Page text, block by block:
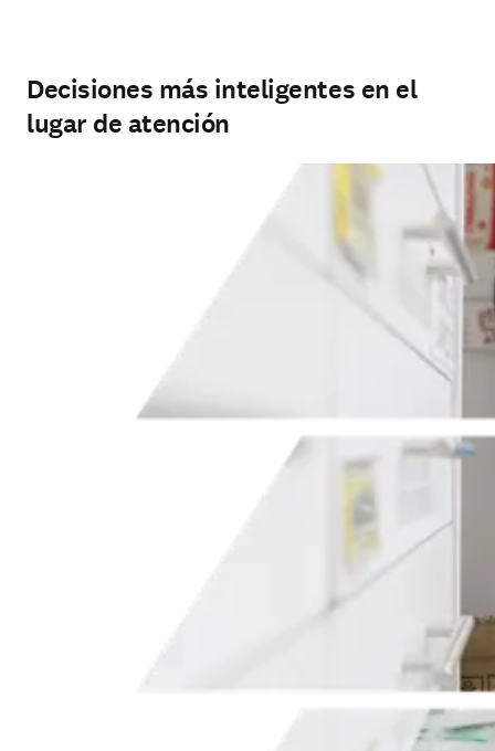
Decisiones más inteligentes en el
lugar de atención